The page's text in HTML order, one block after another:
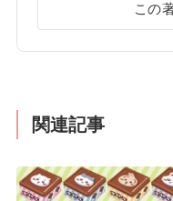
この
関連記事